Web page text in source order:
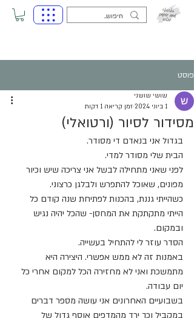
פוסט
מסידור לסיור (ורטואלי)
שושי שושני
1 ביוני 2024
זמן קריאה 1 דקות
בגדול אני בנאדם די מסודר.
הבית שלי מסודר למדי.
לפני שאני מתחילה לבשל אני צריכה שיש וכיור
מפונים, שאוכל להתפרש ולבלגן כרצוני.
כשהייתי גננת, בהכנות לפתיחת שנה קודם כל
הייתי מתקתקת את המחסן- שהכל יהיה נגיש
ובמקום.
הסדר עוזר לי להתחיל בעשייה.
באמנות זה לא ממש אפשרי. היצירה היא
מתמשכת ואני לא מחזירה הכל למקום אחרי כל
יום עבודה.
בשבועיים האחרונים אני עושה מספר דברים
במקביל וכך ירד מהמדפים אוסף גדול של